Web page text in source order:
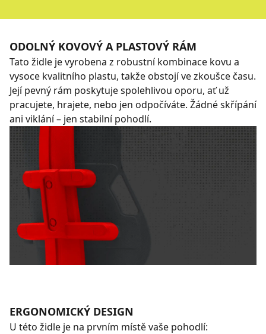
ODOLNÝ KOVOVÝ A PLASTOVÝ RÁM
Tato židle je vyrobena z robustní kombinace kovu a
vysoce kvalitního plastu, takže obstojí ve zkoušce času.
Její pevný rám poskytuje spolehlivou oporu, ať už
pracujete, hrajete, nebo jen odpočíváte. Žádné skřípání
ani viklání – jen stabilní pohodlí.
ERGONOMICKÝ DESIGN
U této židle je na prvním místě vaše pohodlí: